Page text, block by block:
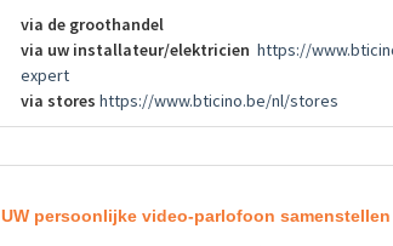
via de groothandel
via uw installateur/elektricien https://
expert
via stores https://www.bticino.be/nl/stores
UW persoonlijke video-parlofoon